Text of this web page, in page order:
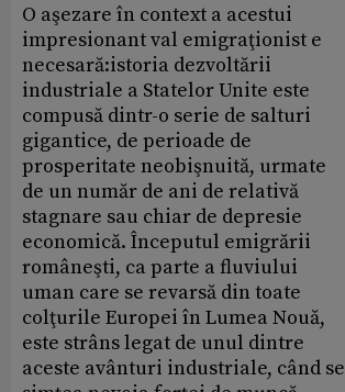
O aşezare în context a acestui
impresionant val emigraţionist e
necesară:istoria dezvoltării
industriale a Statelor Unite este
compusă dintr-o serie de salturi
gigantice, de perioade de
prosperitate neobişnuită, urmate
de un număr de ani de relativă
stagnare sau chiar de depresie
economică. Începutul emigrării
româneşti, ca parte a fluviului
uman care se revarsă din toate
colţurile Europei în Lumea Nouă,
este strâns legat de unul dintre
aceste avânturi industriale, când se